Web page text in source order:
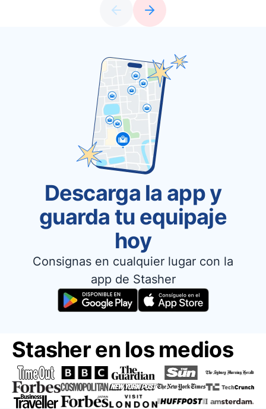
Descarga la app y
guarda tu equipaje
hoy
Consignas en cualquier lugar con la
app de Stasher
Stasher en los medios